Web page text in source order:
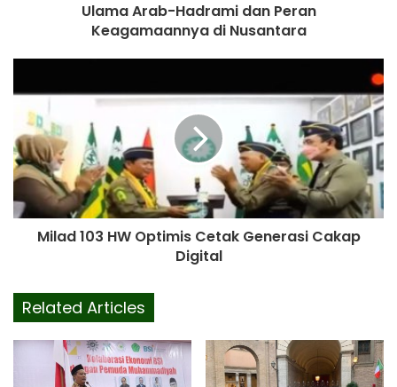
Ulama Arab-Hadrami dan Peran
Keagamaannya di Nusantara
Milad 103 HW Optimis Cetak Generasi Cakap
Digital
Related Articles